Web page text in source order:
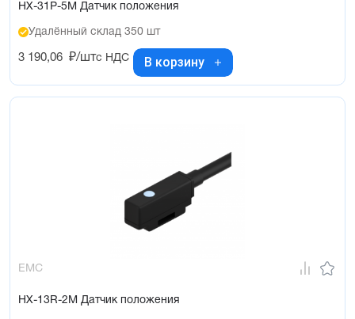
HX-31P-5M Датчик положения
Удалённый склад 350 шт
3 190,06 ₽/штс НДС В корзину
EMC
HX-13R-2M Датчик положения